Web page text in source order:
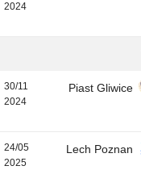
2024
30/11
2024
Piast Gliwice
24/05
2025
Lech Poznan